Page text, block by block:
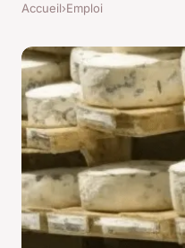
Accueil›Emploi